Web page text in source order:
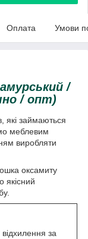
Оплата Умови
/
/ опт)
які займаються
меблевим
виробляти
оксамиту
якісний
за